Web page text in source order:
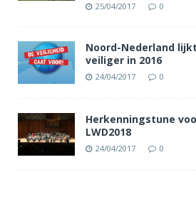
25/04/2017 0
Noord-Nederland
veiliger in 2016
24/04/2017 0
Herkenningstune
LWD2018
24/04/2017 0